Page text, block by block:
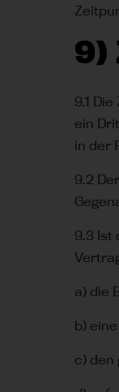
9)
9.1
ein
in der
9.2
9.3 Ist
a) die
b)
c) den